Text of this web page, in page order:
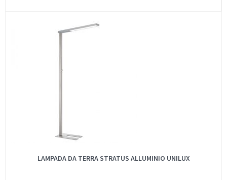
LAMPADA DA TERRA STRATUS ALLUMINIO UNILUX